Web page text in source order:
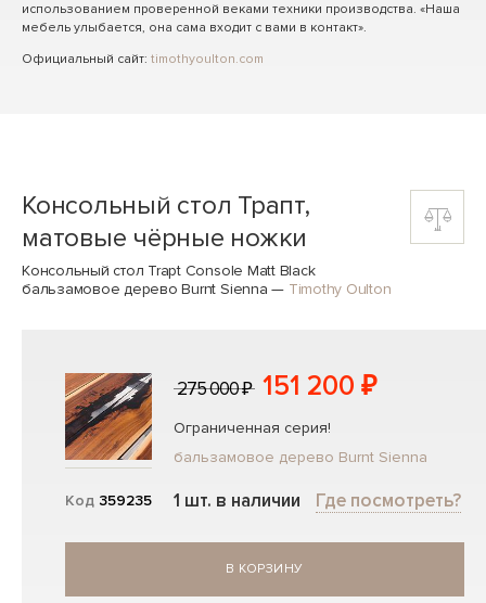
использованием проверенной веками техники производства. «Наша
мебель улыбается, она сама входит с вами в контакт».
Официальный сайт: timothyoulton.com
Консольный стол Трапт,
матовые чёрные ножки
Консольный стол Trapt Console Matt Black
бальзамовое дерево Burnt Sienna — Timothy Oulton
Код 359235
275 000 ₽ 151 200 ₽
Ограниченная серия!
бальзамовое дерево Burnt Sienna
1 шт. в наличии Где посмотреть?
В КОРЗИНУ